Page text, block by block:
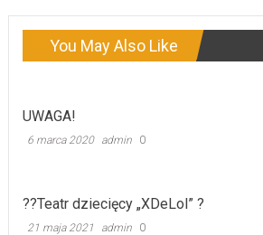
You May Also Like
UWAGA!
6 marca 2020 admin 0
??Teatr dziecięcy „XDeLol” ?
21 maja 2021 admin 0